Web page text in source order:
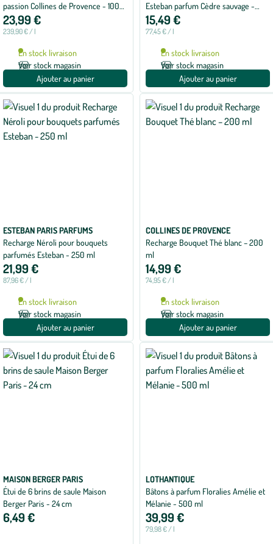
passion Collines de Provence - 100
ml
23,99 €
239,90 € / l
En stock livraison
Voir stock magasin
Ajouter au panier
Esteban parfum Cèdre sauvage -
200 ml
15,49 €
77,45 € / l
En stock livraison
Voir stock magasin
Ajouter au panier
ESTEBAN PARIS PARFUMS
Recharge Néroli pour bouquets
parfumés Esteban - 250 ml
21,99 €
87,96 € / l
En stock livraison
Voir stock magasin
Ajouter au panier
COLLINES DE PROVENCE
Recharge Bouquet Thé blanc – 200
ml
14,99 €
74,95 € / l
En stock livraison
Voir stock magasin
Ajouter au panier
MAISON BERGER PARIS
Étui de 6 brins de saule Maison
Berger Paris - 24 cm
6,49 €
LOTHANTIQUE
Bâtons à parfum Floralies Amélie et
Mélanie - 500 ml
39,99 €
79,98 € / l